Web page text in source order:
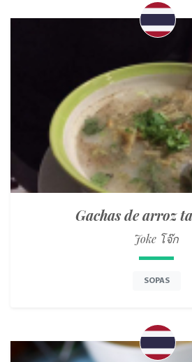
Gachas de arroz
Joke โจ๊ก
SOPAS